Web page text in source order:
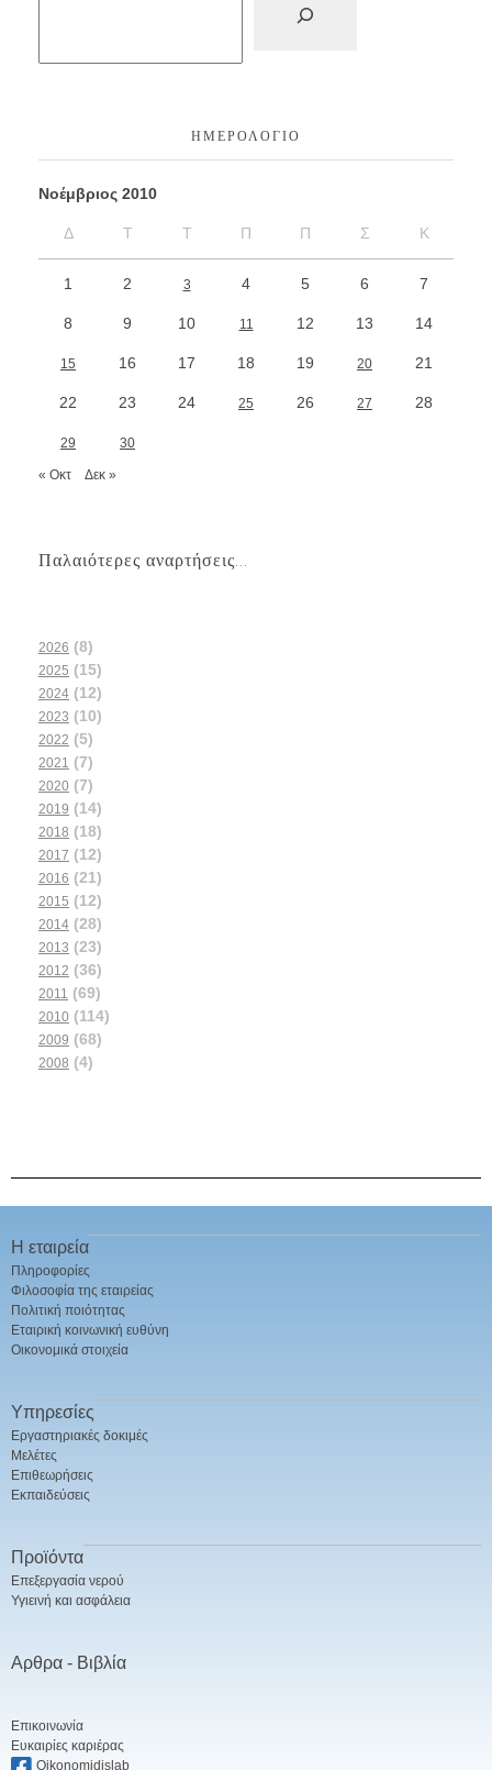
ΗΜΕΡΟΛΌΓΙΟ
Νοέμβριος 2010
Δ Τ Τ Π Π Σ Κ
1 2 3 4 5 6 7
8 9 10 11 12 13 14
15 16 17 18 19 20 21
22 23 24 25 26 27 28
29 30
« Οκτ Δεκ »
Παλαιότερες αναρτήσεις...
2026 (8)
2025 (15)
2024 (12)
2023 (10)
2022 (5)
2021 (7)
2020 (7)
2019 (14)
2018 (18)
2017 (12)
2016 (21)
2015 (12)
2014 (28)
2013 (23)
2012 (36)
2011 (69)
2010 (114)
2009 (68)
2008 (4)
Η εταιρεία
Πληροφορίες
Φιλοσοφία της εταιρείας
Πολιτική ποιότητας
Εταιρική κοινωνική ευθύνη
Οικονομικά στοιχεία
Υπηρεσίες
Εργαστηριακές δοκιμές
Μελέτες
Επιθεωρήσεις
Εκπαιδεύσεις
Προϊόντα
Επεξεργασία νερού
Υγιεινή και ασφάλεια
Αρθρα - Βιβλία
Επικοινωνία
Ευκαιρίες καριέρας
Oikonomidislab